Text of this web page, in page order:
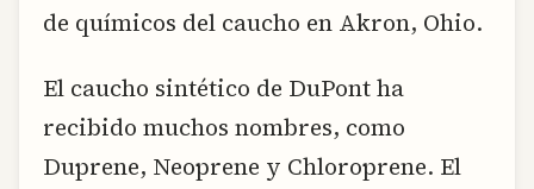
de químicos del caucho en Akron, Ohio.
El caucho sintético de DuPont ha
recibido muchos nombres, como
Duprene, Neoprene y Chloroprene. El